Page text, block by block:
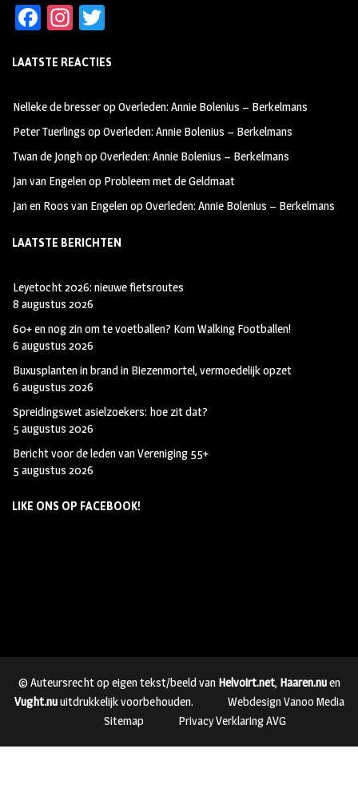
Fa
b
oo
k
In
ag
m
tt
LAATSTE REACTIES
Nelleke de bresseropOverleden: Annie Bolenius – Berkelmans
Peter Tuerlings opOverleden: Annie Bolenius – Berkelmans
Twan de JonghopOverleden: Annie Bolenius – Berkelmans
Jan van Engelenop Probleem met de Geldmaat
Jan en Roos van EngelenopOverleden: Annie Bolenius – Berkelmans
LAATSTE BERICHTEN
Leyetocht 2026: nieuwe fietsroutes
8 augustus 2026
60+ en nog zin om te voetballen? Kom Walking Footballen!
6 augustus 2026
Buxusplanten in brand in Biezenmortel, vermoedelijk opzet
6 augustus 2026
Spreidingswet asielzoekers: hoe zit dat?
5 augustus 2026
Bericht voor de leden van Vereniging 55+
5 augustus 2026
LIKE ONS OP FACEBOOK!
© Auteursrecht op eigen tekst/beeld van Helvoirt.net, Haaren.nuen
Vught.nuuitdrukkelijk voorbehouden.
Webdesign Vanoo Media
Sitemap
Privacy Verklaring AVG